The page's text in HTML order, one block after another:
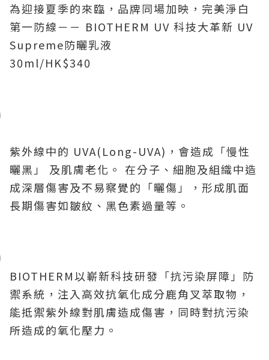
為迎接夏季的來臨，品牌同場加映，完美淨白
第一防線－－ BIOTHERM UV 科技大革新 UV
Supreme防曬乳液
30ml/HK$340
紫外線中的 UVA(Long-UVA) ，會造成「慢性
曬黑」 及肌膚老化。 在分子、細胞及組織中造
成深層傷害及不易察覺的「曬傷」，形成肌面
長期傷害如皺紋、黑色素過量等。
BIOTHERM以嶄新科技研發「抗污染屏障」防
禦系統，注入高效抗氧化成分鹿角叉萃取物，
能抵禦紫外線對肌膚造成傷害，同時對抗污染
所造成的氧化壓力。